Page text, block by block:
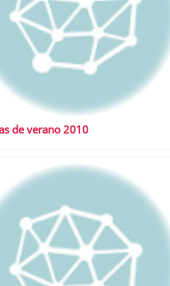
de verano 2010